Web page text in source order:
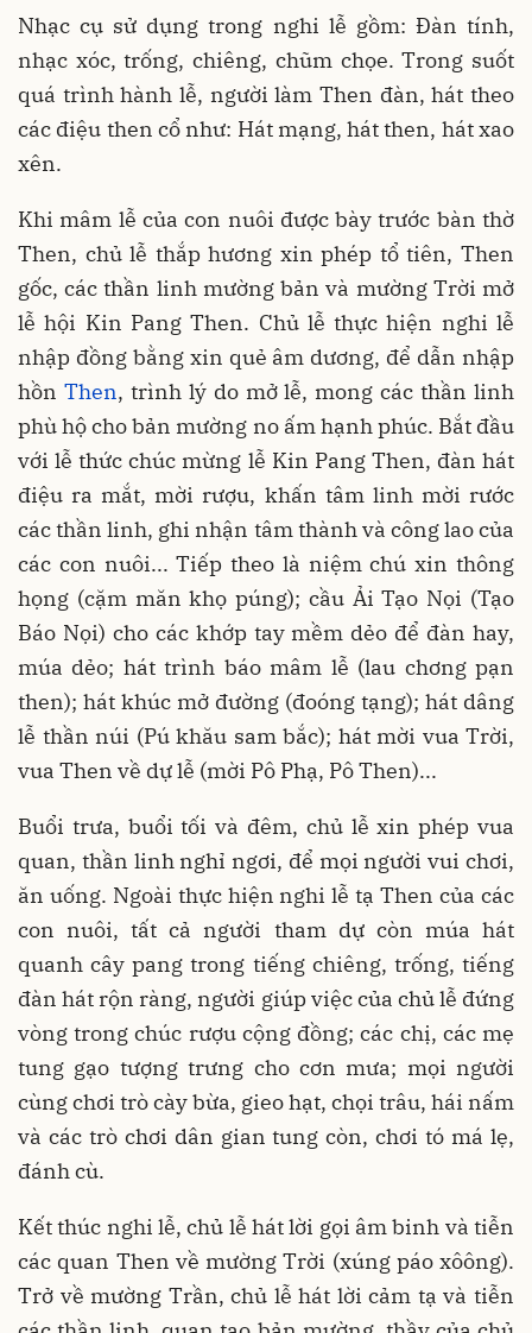
Nhạc cụ sử dụng trong nghi lễ gồm: Đàn tính,
nhạc xóc, trống, chiêng, chũm chọe. Trong suốt
quá trình hành lễ, người làm Then đàn, hát theo
các điệu then cổ như: Hát mạng, hát then, hát xao
xên.
Khi mâm lễ của con nuôi được bày trước bàn thờ
Then, chủ lễ thắp hương xin phép tổ tiên, Then
gốc, các thần linh mường bản và mường Trời mở
lễ hội Kin Pang Then. Chủ lễ thực hiện nghi lễ
nhập đồng bằng xin quẻ âm dương, để dẫn nhập
hồn Then, trình lý do mở lễ, mong các thần linh
phù hộ cho bản mường no ấm hạnh phúc. Bắt đầu
với lễ thức chúc mừng lễ Kin Pang Then, đàn hát
điệu ra mắt, mời rượu, khấn tâm linh mời rước
các thần linh, ghi nhận tâm thành và công lao của
các con nuôi... Tiếp theo là niệm chú xin thông
họng (cặm măn khọ púng); cầu Ải Tạo Nọi (Tạo
Báo Nọi) cho các khớp tay mềm dẻo để đàn hay,
múa dẻo; hát trình báo mâm lễ (lau chơng pạn
then); hát khúc mở đường (đoóng tạng); hát dâng
lễ thần núi (Pú khău sam bắc); hát mời vua Trời,
vua Then về dự lễ (mời Pô Phạ, Pô Then)...
Buổi trưa, buổi tối và đêm, chủ lễ xin phép vua
quan, thần linh nghỉ ngơi, để mọi người vui chơi,
ăn uống. Ngoài thực hiện nghi lễ tạ Then của các
con nuôi, tất cả người tham dự còn múa hát
quanh cây pang trong tiếng chiêng, trống, tiếng
đàn hát rộn ràng, người giúp việc của chủ lễ đứng
vòng trong chúc rượu cộng đồng; các chị, các mẹ
tung gạo tượng trưng cho cơn mưa; mọi người
cùng chơi trò cày bừa, gieo hạt, chọi trâu, hái nấm
và các trò chơi dân gian tung còn, chơi tó má lẹ,
đánh cù.
Kết thúc nghi lễ, chủ lễ hát lời gọi âm binh và tiễn
các quan Then về mường Trời (xúng páo xôông).
Trở về mường Trần, chủ lễ hát lời cảm tạ và tiễn